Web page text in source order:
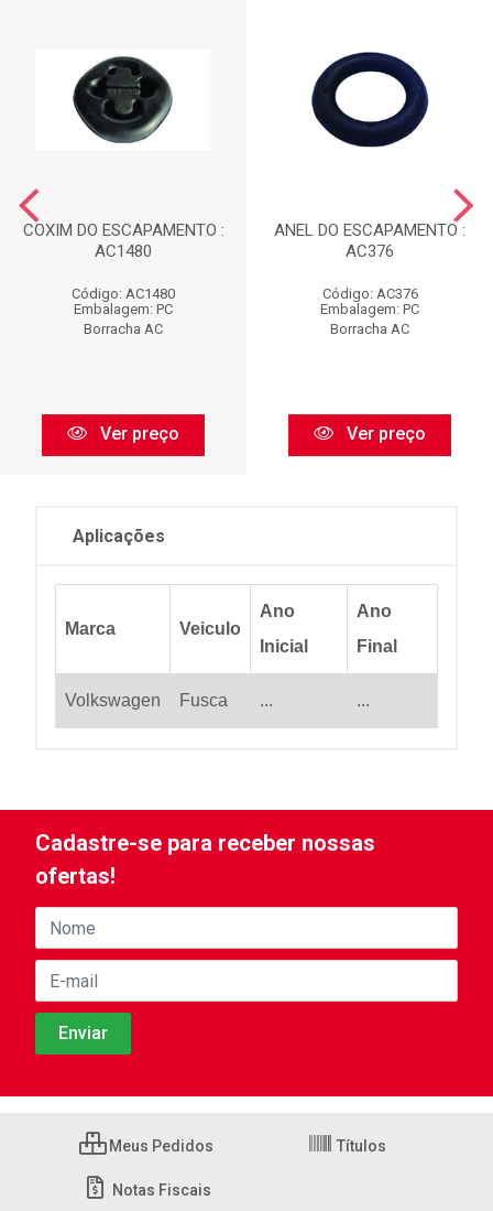
COXIM DO ESCAPAMENTO :
AC1480
Código: AC1480
Embalagem: PC
Borracha AC
Ver preço
ANEL DO ESCAPAMENTO :
AC376
Código: AC376
Embalagem: PC
Borracha AC
Ver preço
Aplicações
Marca Veiculo
Ano
Inicial
Ano
Final
Volkswagen Fusca ... ...
Cadastre-se para receber nossas
ofertas!
Meus Pedidos Títulos
Notas Fiscais